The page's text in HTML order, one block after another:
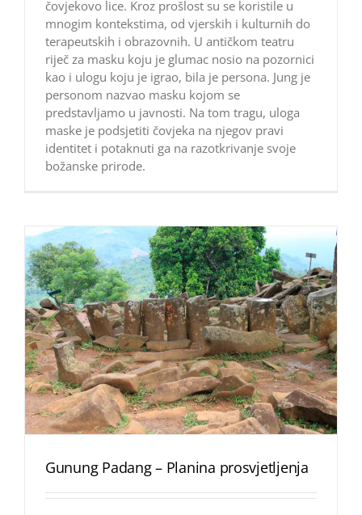
čovjekovo lice. Kroz prošlost su se koristile u
mnogim kontekstima, od vjerskih i kulturnih do
terapeutskih i obrazovnih. U antičkom teatru
riječ za masku koju je glumac nosio na pozornici
kao i ulogu koju je igrao, bila je persona. Jung je
personom nazvao masku kojom se
predstavljamo u javnosti. Na tom tragu, uloga
maske je podsjetiti čovjeka na njegov pravi
identitet i potaknuti ga na razotkrivanje svoje
božanske prirode.
Gunung Padang – Planina prosvjetljenja